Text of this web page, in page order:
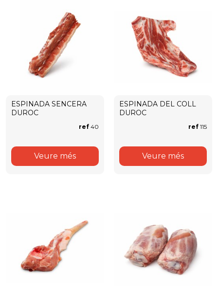
ESPINADA SENCERA
DUROC
ref 40
Veure més
ESPINADA DEL COLL
DUROC
ref 115
Veure més